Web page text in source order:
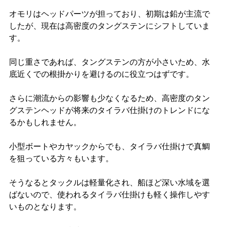
オモリはヘッドパーツが担っており、初期は鉛が主流で
したが、現在は高密度のタングステンにシフトしていま
す。
同じ重さであれば、タングステンの方が小さいため、水
底近くでの根掛かりを避けるのに役立つはずです。
さらに潮流からの影響も少なくなるため、高密度のタン
グステンヘッドが将来のタイラバ仕掛けのトレンドにな
るかもしれません。
小型ボートやカヤックからでも、タイラバ仕掛けで真鯛
を狙っている方々もいます。
そうなるとタックルは軽量化され、船ほど深い水域を選
ばないので、使われるタイラバ仕掛けも軽く操作しやす
いものとなります。